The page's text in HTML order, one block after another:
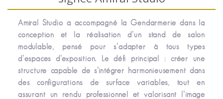
Amiral Studio a accompagné la Gendarmerie dans la
conception et la réalisation d’un stand de salon
modulable, pensé pour s’adapter à tous types
d’espaces d’exposition. Le défi principal : créer une
structure capable de s’intégrer harmonieusement dans
des configurations de surface variables, tout en
assurant un rendu professionnel et valorisant l’image